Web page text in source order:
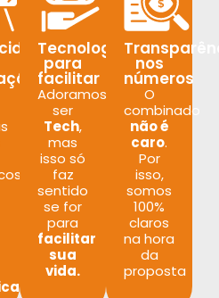
Tecnologia
para
facilitar
Adoramos
ser
Tech,
mas
isso só
faz
sentido
se for
para
facilitar
sua
vida.
nos
números
O
combinado
não é
caro.
Por
isso,
somos
100%
claros
na hora
da
proposta